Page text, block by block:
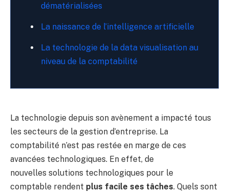
dématérialisées
La naissance de l’intelligence artificielle
La technologie de la data visualisation au
niveau de la comptabilité
La technologie depuis son avènement a impacté tous
les secteurs de la gestion d’entreprise. La
comptabilité n’est pas restée en marge de ces
avancées technologiques. En effet, de
nouvelles solutions technologiques pour le
comptable rendent plus facile ses tâches. Quels sont